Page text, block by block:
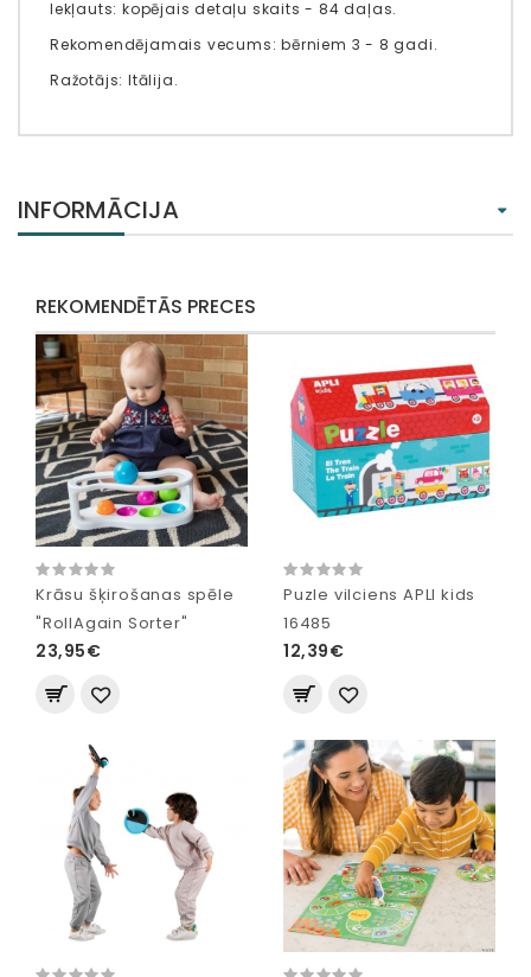
Iekļauts: kopējais detaļu skaits - 84 daļas.
Rekomendējamais vecums: bērniem 3 - 8 gadi.
Ražotājs: Itālija.
INFORMĀCIJA
REKOMENDĒTĀS PRECES
Krāsu šķirošanas spēle
"RollAgain Sorter"
23,95€
Puzle vilciens APLI kids
16485
12,39€